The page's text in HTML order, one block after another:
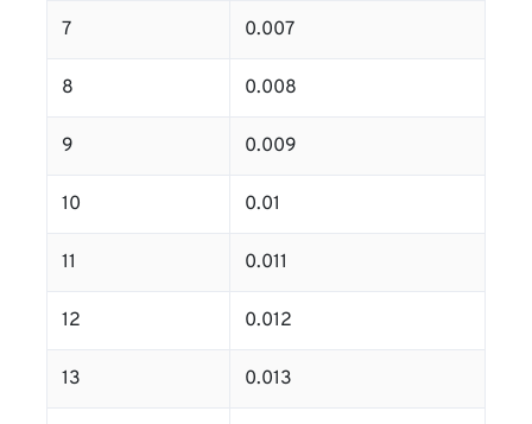
7 0.007
8 0.008
9 0.009
10 0.01
11 0.011
12 0.012
13 0.013